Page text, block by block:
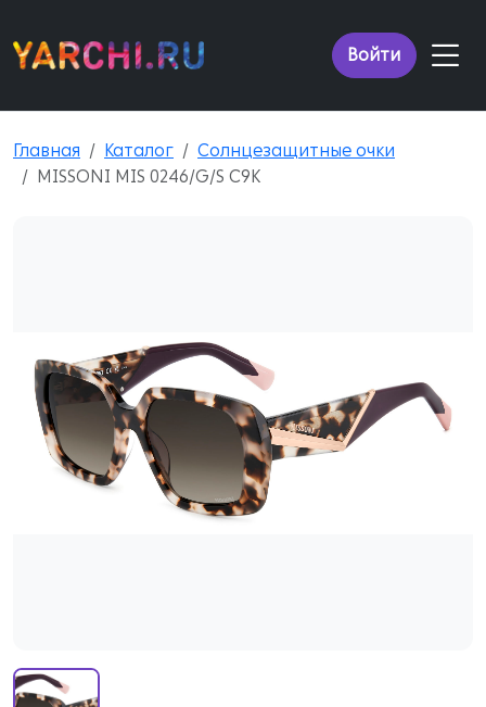
Войти
Главная Каталог
Солнцезащитные очки
MISSONI MIS 0246/G/S C9K